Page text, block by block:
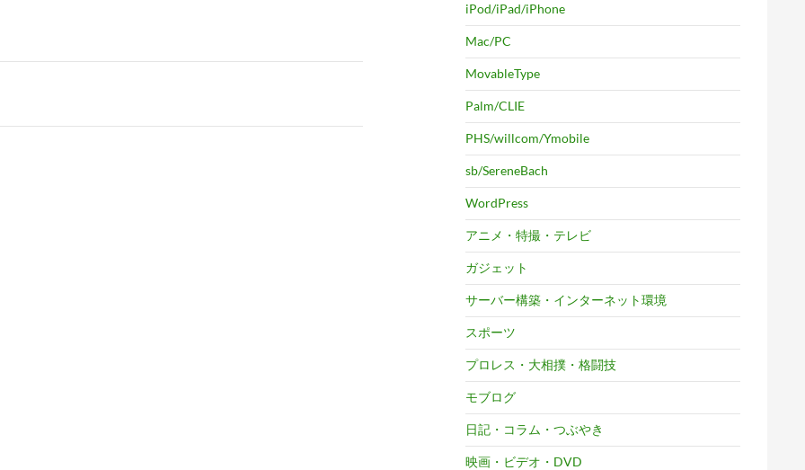
iPod/iPad/iPhone
Mac/PC
MovableType
Palm/CLIE
PHS/willcom/Ymobile
sb/SereneBach
WordPress
アニメ・特撮・テレビ
ガジェット
サーバー構築・インターネット環境
スポーツ
プロレス・大相撲・格闘技
モブログ
日記・コラム・つぶやき
映画・ビデオ・DVD